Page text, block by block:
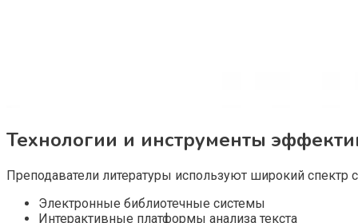
Технологии и инструменты
Преподаватели литературы используют широкий
Электронные библиотечные системы
Интерактивные платформы анализа текста